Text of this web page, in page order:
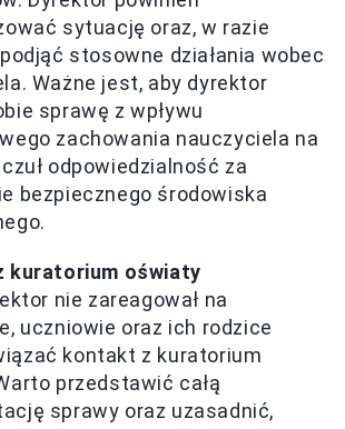
sytuację oraz, w razie
stosowne działania wobec
Ważne jest, aby dyrektor
sprawę z wpływu
zachowania nauczyciela na
odpowiedzialność za
bezpiecznego środowiska
kuratorium oświaty
nie zareagował na
uczniowie oraz ich rodzice
kontakt z kuratorium
przedstawić całą
sprawy oraz uzasadnić,